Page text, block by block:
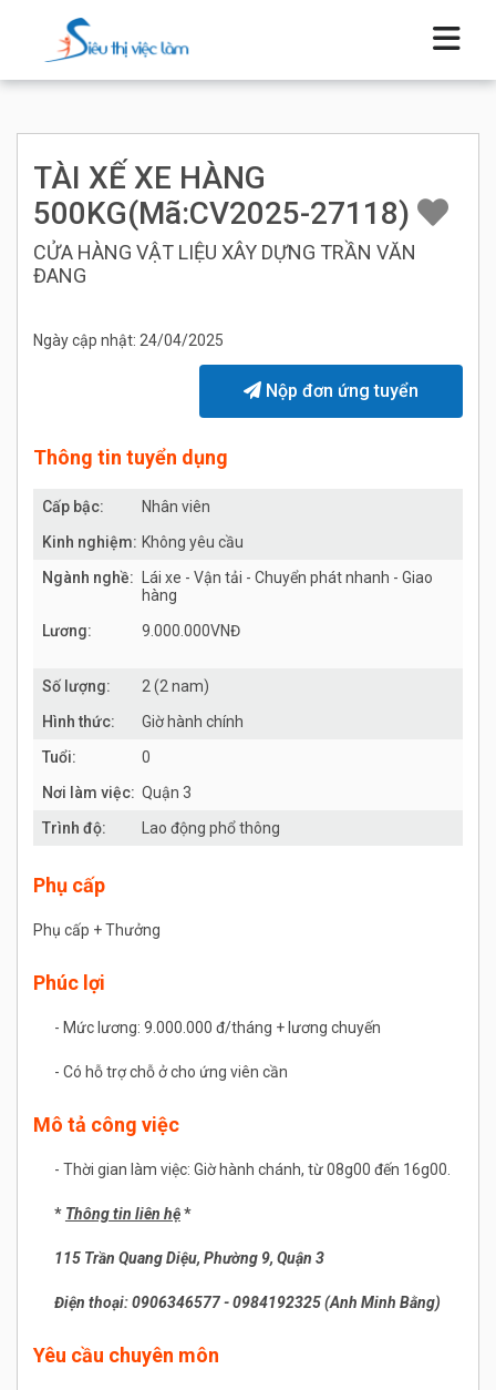
TÀI XẾ XE HÀNG
500KG(Mã:CV2025-27118)
CỬA HÀNG VẬT LIỆU XÂY DỰNG TRẦN VĂN
ĐANG
Ngày cập nhật: 24/04/2025
Nộp đơn ứng tuyển
Thông tin tuyển dụng
Cấp bậc:
Nhân viên
Kinh nghiệm: Không yêu cầu
Ngành nghề:
Lái xe - Vận tải - Chuyển phát nhanh - Giao
hàng
Lương:
9.000.000VNĐ
Số lượng:
2 (2 nam)
Hình thức:
Giờ hành chính
Tuổi:
0
Nơi làm việc: Quận 3
Trình độ:
Lao động phổ thông
Phụ cấp
Phụ cấp + Thưởng
Phúc lợi
- Mức lương: 9.000.000 đ/tháng + lương chuyến
- Có hỗ trợ chỗ ở cho ứng viên cần
Mô tả công việc
- Thời gian làm việc: Giờ hành chánh, từ 08g00 đến 16g00.
* Thông tin liên hệ*
115 Trần Quang Diệu, Phường 9, Quận 3
Điện thoại: 0906346577 - 0984192325 (Anh Minh Bằng)
Yêu cầu chuyên môn